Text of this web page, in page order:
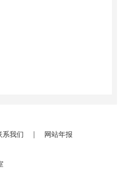
系我们 网站年报